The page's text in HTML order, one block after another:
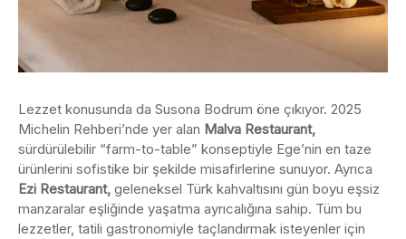
Lezzet konusunda da Susona Bodrum öne çıkıyor. 2025
Michelin Rehberi’nde yer alan Malva Restaurant,
sürdürülebilir “farm-to-table” konseptiyle Ege’nin en taze
ürünlerini sofistike bir şekilde misafirlerine sunuyor. Ayrıca
Ezi Restaurant, geleneksel Türk kahvaltısını gün boyu eşsiz
manzaralar eşliğinde yaşatma ayrıcalığına sahip. Tüm bu
lezzetler, tatili gastronomiyle taçlandırmak isteyenler için